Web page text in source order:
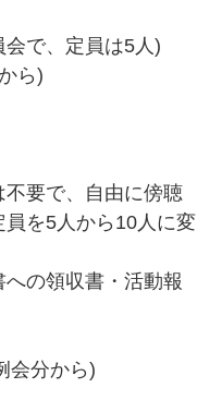
で、定員は5人)
ら)
要で、自由に傍聴
を5人から10人に変
の領収書・活動報
会分から)